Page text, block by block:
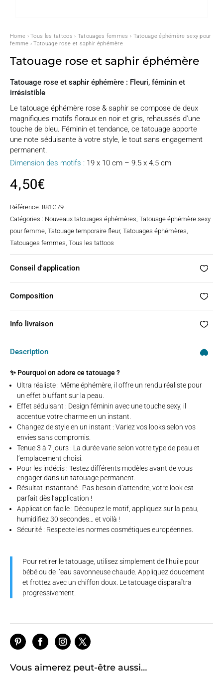
Home ›Tous les tattoos › Tatouages femmes › Tatouage éphémère sexy pour
femme › Tatouage rose et saphir éphémère
Tatouage rose et saphir éphémère
Tatouage rose et saphir éphémère : Fleuri, féminin et
irrésistible
Le tatouage éphémère rose & saphir se compose de deux
magnifiques motifs floraux en noir et gris, rehaussés d’une
touche de bleu. Féminin et tendance, ce tatouage apporte
une note séduisante à votre style, le tout sans engagement
permanent.
Dimension des motifs : 19 x 10 cm – 9.5 x 4.5 cm
4,50€
Référence: 881G79
Catégories : Nouveaux tatouages éphémères, Tatouage éphémère sexy
pour femme, Tatouage temporaire fleur, Tatouages éphémères,
Tatouages femmes, Tous les tattoos
Conseil d'application
Composition
Info livraison
Description
✨ Pourquoi on adore ce tatouage ?
Ultra réaliste : Même éphémère, il offre un rendu réaliste pour
un effet bluffant sur la peau.
Effet séduisant : Design féminin avec une touche sexy, il
accentue votre charme en un instant.
Changez de style en un instant : Variez vos looks selon vos
envies sans compromis.
Tenue 3 à 7 jours : La durée varie selon votre type de peau et
l’emplacement choisi.
Pour les indécis : Testez différents modèles avant de vous
engager dans un tatouage permanent.
Résultat instantané : Pas besoin d’attendre, votre look est
parfait dès l’application !
Application facile : Découpez le motif, appliquez sur la peau,
humidifiez 30 secondes… et voilà !
Sécurité : Respecte les normes cosmétiques européennes.
Pour retirer le tatouage, utilisez simplement de l’huile pour
bébé ou de l’eau savonneuse chaude. Appliquez doucement
et frottez avec un chiffon doux. Le tatouage disparaîtra
progressivement.
Vous aimerez peut-être aussi…